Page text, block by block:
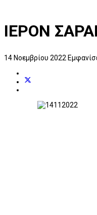
ΙΕΡΟΝ
14 Νοεμβρίου 2022